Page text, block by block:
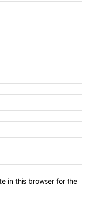
in this browser for the